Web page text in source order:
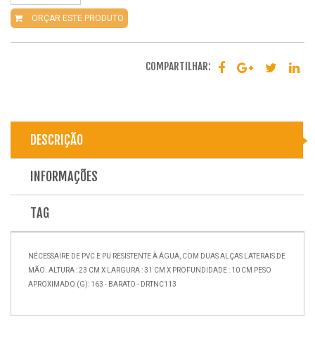
ORÇAR ESTE PRODUTO
COMPARTILHAR:
DESCRIÇÃO
INFORMAÇÕES
TAG
NÉCESSAIRE DE PVC E PU RESISTENTE À ÁGUA, COM DUAS ALÇAS LATERAIS DE
MÃO. ALTURA : 23 CM X LARGURA : 31 CM X PROFUNDIDADE : 10 CM PESO
APROXIMADO (G): 163 - BARATO - DRTNC113